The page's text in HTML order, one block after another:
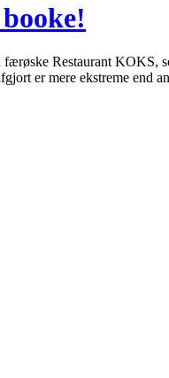
Restaurant
er mere ekstreme end